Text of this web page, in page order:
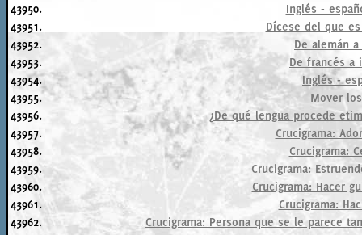
43950.
Inglés -
43951.
Dícese del que
43952.
De alemán
43953.
De francés a
43954.
Inglés -
43955.
Mover
43956.
¿De qué lengua procede
43957.
Crucigrama:
43958.
Crucigrama:
43959.
Crucigrama:
43960.
Crucigrama: Hacer
43961.
Crucigrama:
43962.
Crucigrama: Persona que se le parece